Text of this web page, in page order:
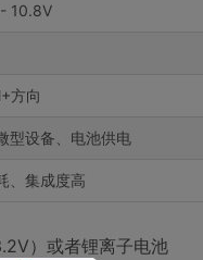
10.8V
方向
型设备、电池供电
、集成度高
）或者锂离子电池